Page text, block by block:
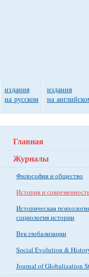
Главная
Журналы
Философия и общество
История и
Историческая
социология истории
Век глобализации
Social Evolution &
Journal of Globalization
издания
на русском
издания
на